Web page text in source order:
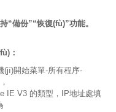
“備份”“恢復(fù)”功能。
：
(jī)開始菜單-所有程序-
IE V3 的類型，IP地址處填